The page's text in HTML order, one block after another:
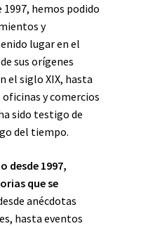
1997, hemos podido
y
lugar en el
sus orígenes
el siglo XIX, hasta
y comercios
sido testigo de
del tiempo.
desde 1997,
que se
anécdotas
hasta eventos